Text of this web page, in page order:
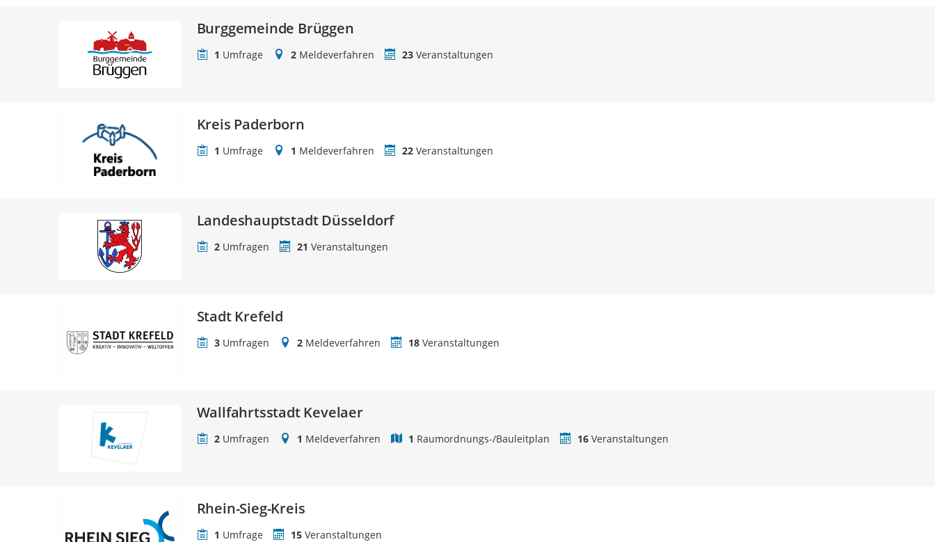
Burggemeinde Brüggen
1 Umfrage 2 Meldeverfahren 23 Veranstaltungen
Kreis Paderborn
1 Umfrage 1 Meldeverfahren 22 Veranstaltungen
Landeshauptstadt Düsseldorf
2 Umfragen 21 Veranstaltungen
Stadt Krefeld
3 Umfragen 2 Meldeverfahren 18 Veranstaltungen
Wallfahrtsstadt Kevelaer
2 Umfragen 1 Meldeverfahren 1 Raumordnungs-/Bauleitplan 16 Veranstaltungen
Rhein-Sieg-Kreis
1 Umfrage 15 Veranstaltungen